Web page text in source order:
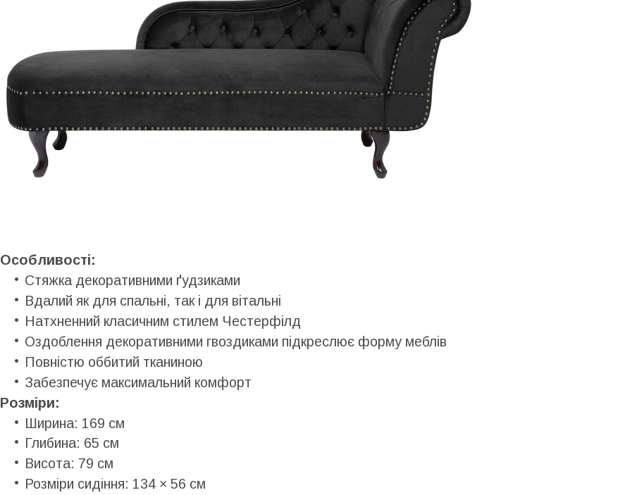
Особливості:
Стяжка декоративними ґудзиками
Вдалий як для спальні, так і для вітальні
Натхненний класичним стилем Честерфілд
Оздоблення декоративними гвоздиками підкреслює форму меблів
Повністю оббитий тканиною
Забезпечує максимальний комфорт
Розміри:
Ширина: 169 см
Глибина: 65 см
Висота: 79 см
Розміри сидіння: 134 × 56 см